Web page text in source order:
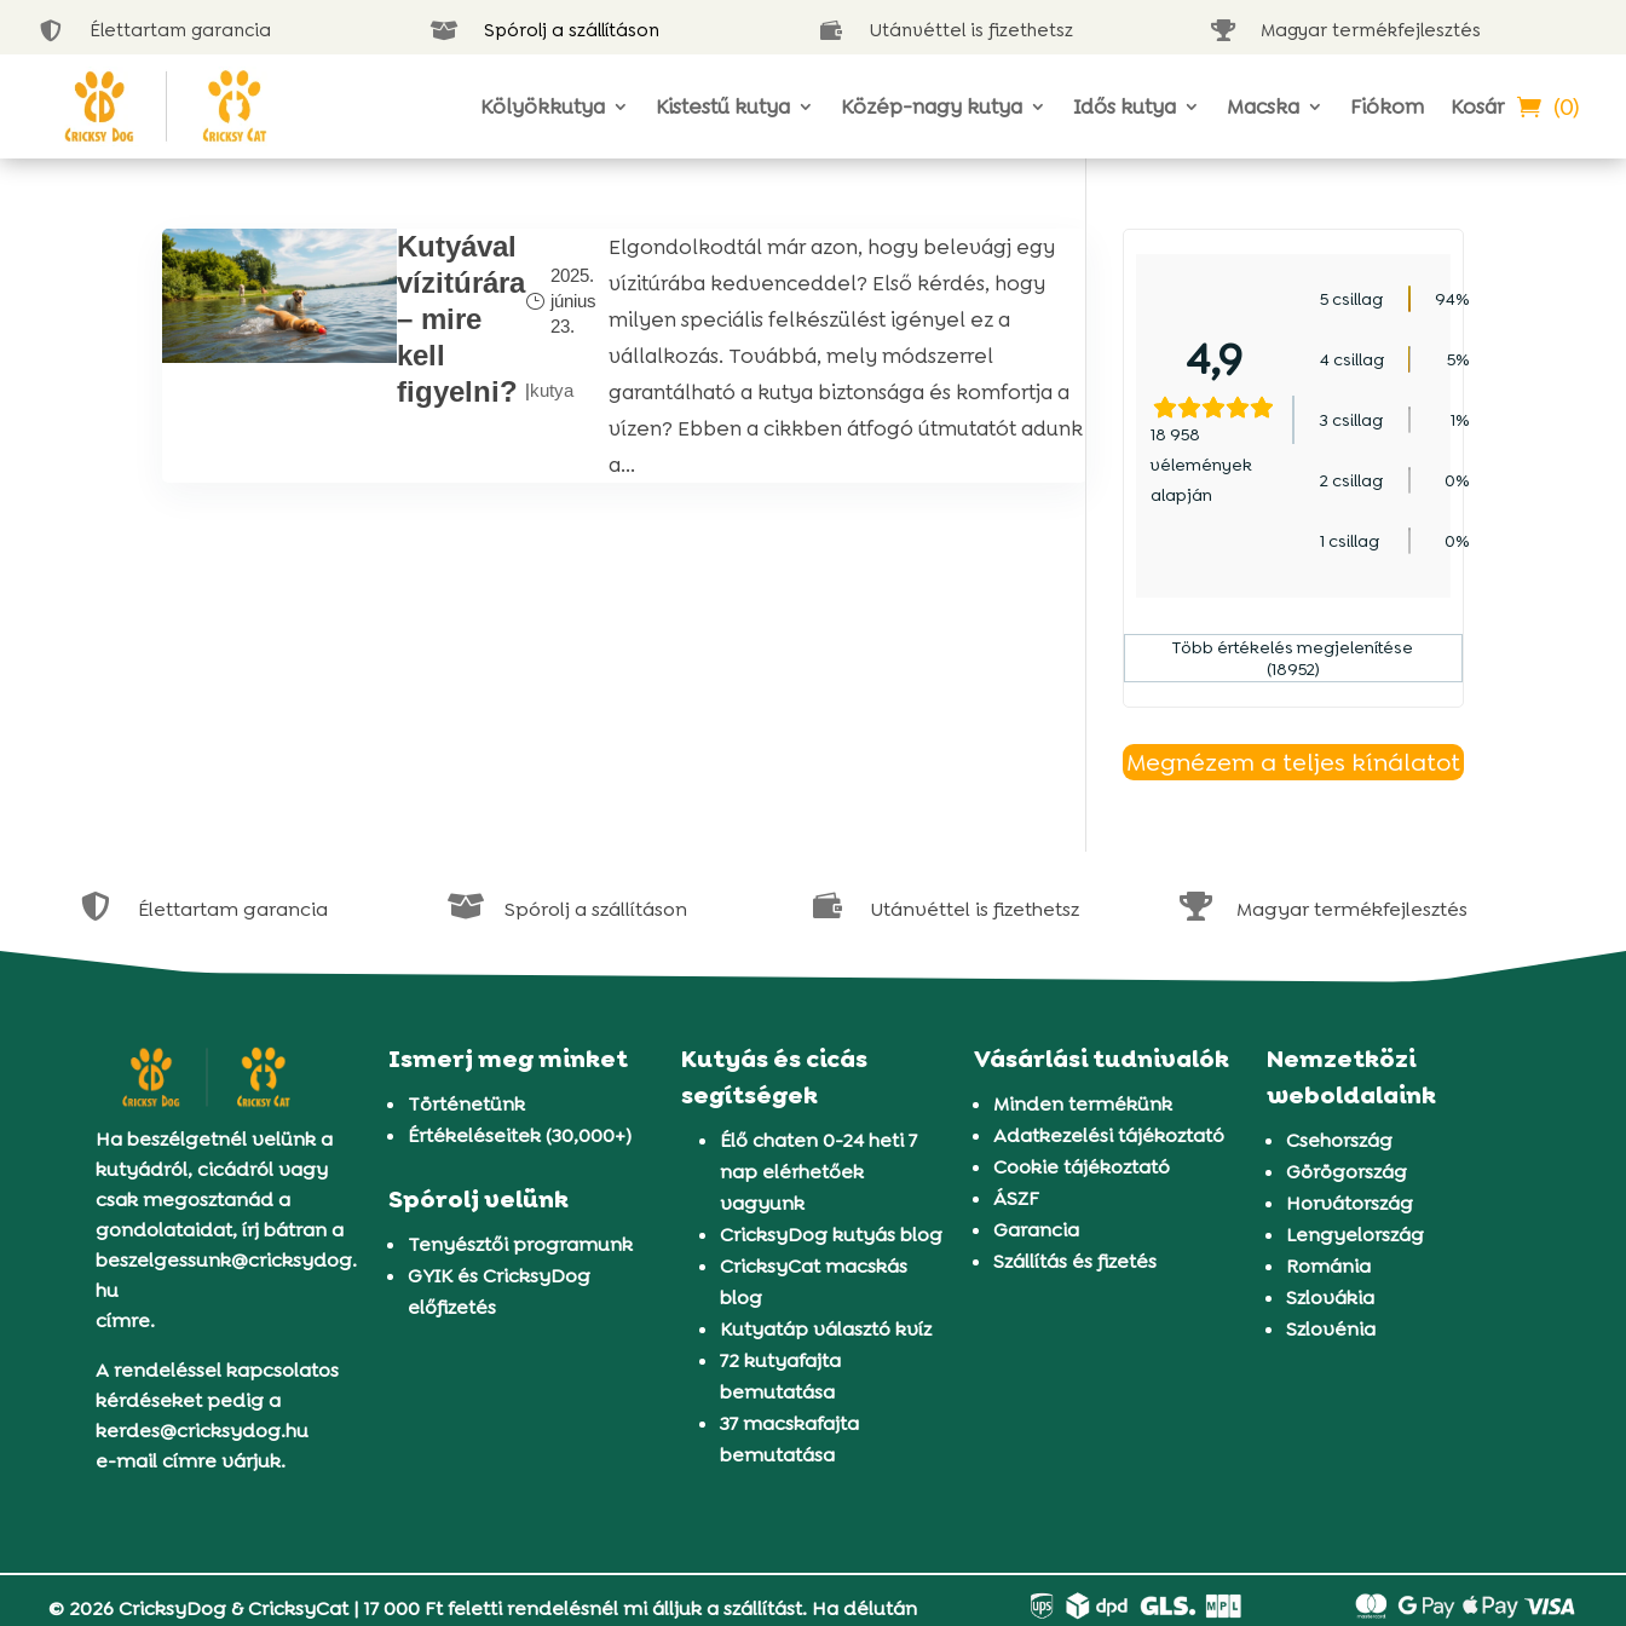
 Élettartam garancia  Spórolj a szállításon  Utánvéttel is fizethetsz  Magyar termékfejlesztés
Kölyökkutya Kistestű kutya Közép-nagy kutya Idős kutya Macska Fiókom Kosár (0)
Kutyával
vízitúrára
– mire
kell
figyelni?
2025.
június
23.
|kutya
Elgondolkodtál már azon, hogy belevágj egy
vízitúrába kedvenceddel? Első kérdés, hogy
milyen speciális felkészülést igényel ez a
vállalkozás. Továbbá, mely módszerrel
garantálható a kutya biztonsága és komfortja a
vízen? Ebben a cikkben átfogó útmutatót adunk
a...
4,9
18 958
vélemények
alapján
5 csillag 94%
4 csillag 5%
3 csillag 1%
2 csillag 0%
1 csillag 0%
Több értékelés megjelenítése
(18952)
Megnézem a teljes kínálatot
 Élettartam garancia  Spórolj a szállításon  Utánvéttel is fizethetsz  Magyar termékfejlesztés
Ha beszélgetnél velünk a
kutyádról, cicádról vagy
csak megosztanád a
gondolataidat, írj bátran a
beszelgessunk@cricksydog.
hu
címre.
A rendeléssel kapcsolatos
kérdéseket pedig a
kerdes@cricksydog.hu
e-mail címre várjuk.
Ismerj meg minket
Történetünk
Értékeléseitek (30,000+)
Spórolj velünk
Tenyésztői programunk
GYIK és CricksyDog
előfizetés
Kutyás és cicás
segítségek
Élő chaten 0-24 heti 7
nap elérhetőek
vagyunk
CricksyDog kutyás blog
CricksyCat macskás
blog
Kutyatáp választó kvíz
72 kutyafajta
bemutatása
37 macskafajta
bemutatása
Vásárlási tudnivalók
Minden termékünk
Adatkezelési tájékoztató
Cookie tájékoztató
ÁSZF
Garancia
Szállítás és fizetés
Nemzetközi
weboldalaink
Csehország
Görögország
Horvátország
Lengyelország
Románia
Szlovákia
Szlovénia
© 2026 CricksyDog & CricksyCat|17 000 Ft feletti rendelésnél mi álljuk a szállítást. Ha délután